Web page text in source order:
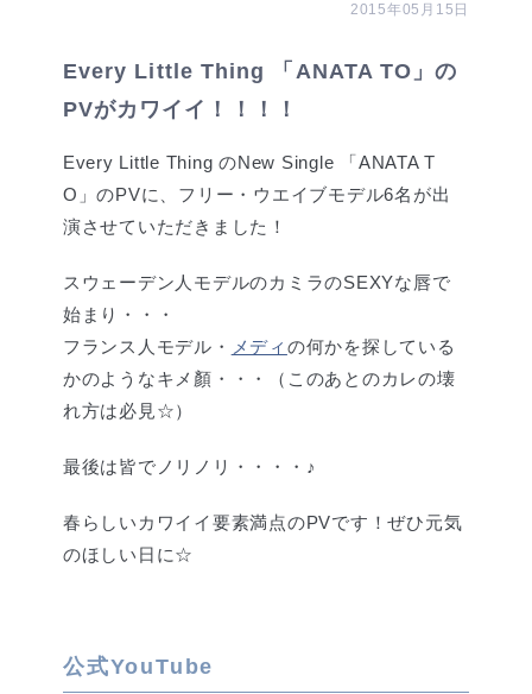
2015年05月15日
Every Little Thing 「ANATA TO」の
PVがカワイイ！！！！
Every Little Thing のNew Single 「ANATA T
O」のPVに、フリー・ウエイブモデル6名が出
演させていただきました！
スウェーデン人モデルのカミラのSEXYな唇で
始まり・・・
フランス人モデル・
メディ の何かを探している
かのようなキメ顏・・・（このあとのカレの壊
れ方は必見☆）
最後は皆でノリノリ・・・・♪
春らしいカワイイ要素満点のPVです！ぜひ元気
のほしい日に☆
公式YouTube